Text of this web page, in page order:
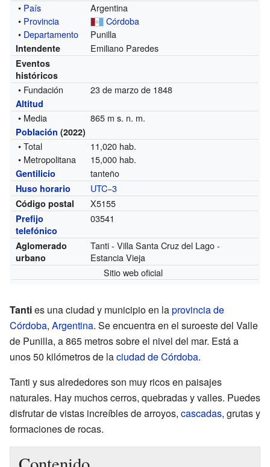
• País
Argentina
• Provincia
Córdoba
• Departamento Punilla
Intendente Emiliano Paredes
Eventos
históricos
• Fundación 23 de marzo de 1848
Altitud
• Media 865 m s. n. m.
Población (2022)
• Total
11,020 hab.
• Metropolitana
15,000 hab.
Gentilicio tanteño
Huso horario UTC−3
Código postal X5155
Prefijo
telefónico
03541
Aglomerado
urbano
Tanti - Villa Santa Cruz del Lago -
Estancia Vieja
Sitio web oficial
Tanties una ciudad y municipio en laprovincia de
Córdoba, Argentina. Se encuentra en el suroeste del Valle
de Punilla, a 865 metros sobre el nivel del mar. Está a
unos 50 kilómetros de laciudad de Córdoba.
Tanti y sus alrededores son muy ricos en paisajes
naturales. Hay muchos cerros, quebradas y valles. Puedes
disfrutar de vistas increíbles de arroyos, cascadas, grutas y
formaciones de rocas.